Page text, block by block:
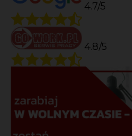
4.7/5
4.8/5